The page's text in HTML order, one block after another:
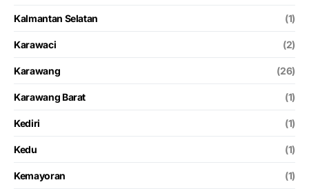
Kalmantan Selatan (1)
Karawaci (2)
Karawang (26)
Karawang Barat (1)
Kediri (1)
Kedu (1)
Kemayoran (1)